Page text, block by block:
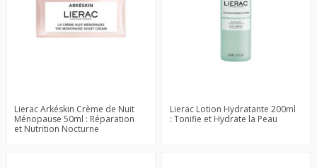
Lierac Arkéskin Crème de Nuit
Ménopause 50ml : Réparation
et Nutrition Nocturne
Lierac Lotion Hydratante 200ml
: Tonifie et Hydrate la Peau